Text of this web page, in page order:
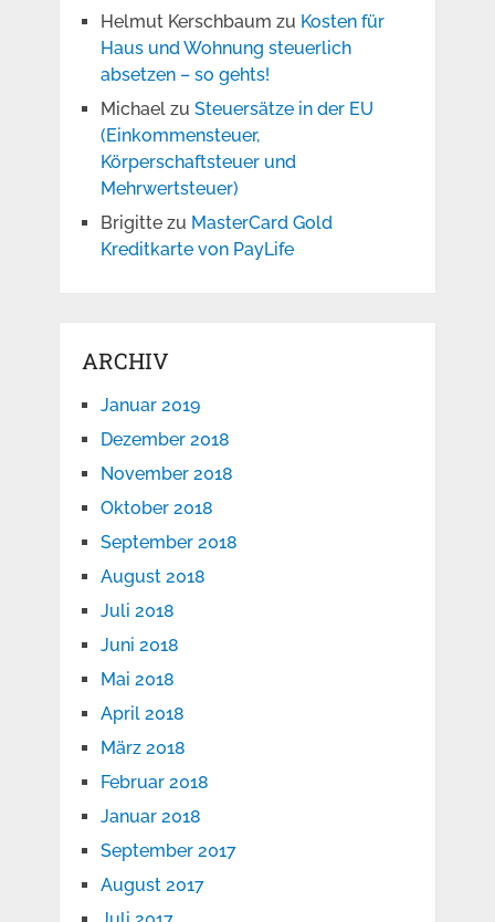
Helmut Kerschbaum zu Kosten für
Haus und Wohnung steuerlich
absetzen – so gehts!
Michaelzu Steuersätze in der EU
(Einkommensteuer,
Körperschaftsteuer und
Mehrwertsteuer)
Brigittezu MasterCard Gold
Kreditkarte von PayLife
ARCHIV
Januar 2019
Dezember 2018
November 2018
Oktober 2018
September 2018
August 2018
Juli 2018
Juni 2018
Mai 2018
April 2018
März 2018
Februar 2018
Januar 2018
September 2017
August 2017